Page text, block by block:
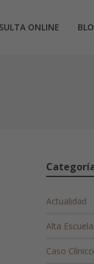
ONLINE
Actualidad
Alta Escuela
Caso Clínico